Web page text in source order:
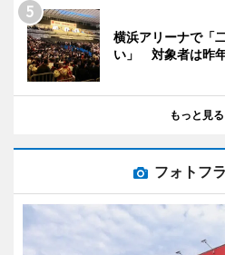
横浜アリーナで「
い」 対象者は昨
もっと見る
フォトフ